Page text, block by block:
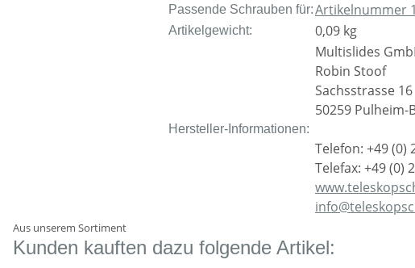
Passende Schrauben für:Artikelnummer
Artikelgewicht: 0,09 kg
Hersteller-Informationen:
Multislides
Robin Stoof
Sachsstrasse 16
50259 Pulheim-
Telefon: +49 (0)
Telefax: +49 (0)
Aus unserem Sortiment
Kunden kauften dazu folgende Artikel: